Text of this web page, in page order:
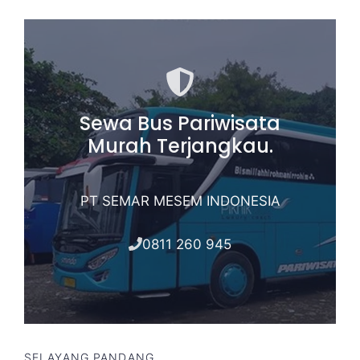
Sewa Bus Pariwisata
Murah Terjangkau.
PT SEMAR MESEM INDONESIA
0811 260 945
SELAYANG PANDANG